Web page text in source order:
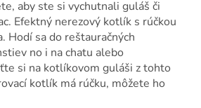
aby ste si vychutnali guláš či
Efektný nerezový kotlík s rúčkou
Hodí sa do reštauračných
no i na chatu alebo
si na kotlíkovom guláši z tohto
kotlík má rúčku, môžete ho